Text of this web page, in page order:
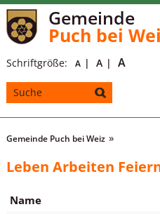
Gemeinde
Puch bei
Schriftgröße: A A A
Gemeinde Puch bei Weiz
Leben Arbeiten
Name